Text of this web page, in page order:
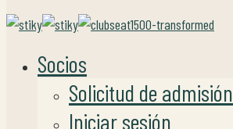
Socios
Solicitud de admisión
Iniciar sesión